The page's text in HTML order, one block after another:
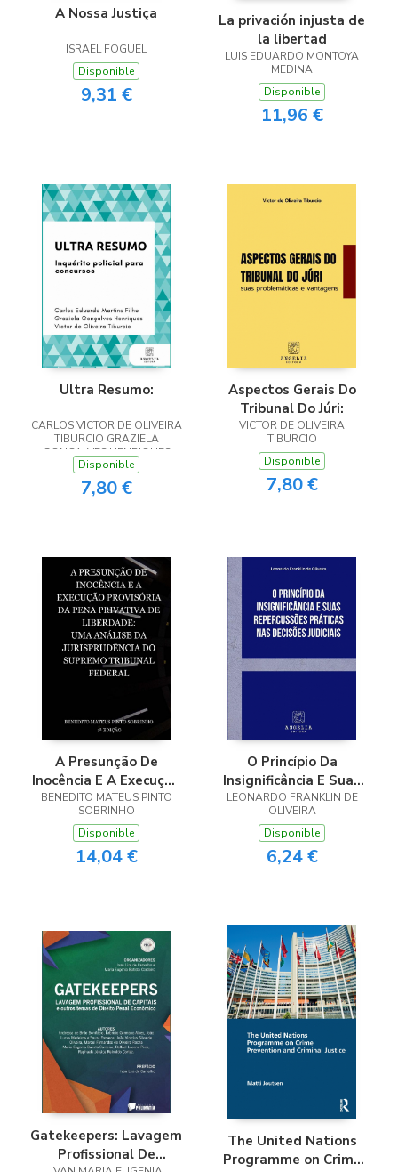
A Nossa Justiça
ISRAEL FOGUEL
Disponible
9,31 €
La privación injusta de
la libertad
LUIS EDUARDO MONTOYA
MEDINA
Disponible
11,96 €
Ultra Resumo:
CARLOS VICTOR DE OLIVEIRA
TIBURCIO GRAZIELA
GONÇALVES HENRIQUES
EDUARDO MARTINS FILHO
Disponible
7,80 €
Aspectos Gerais Do
Tribunal Do Júri:
VICTOR DE OLIVEIRA
TIBURCIO
Disponible
7,80 €
A Presunção De
Inocência E A Execução
Provisória Da Pena
Privativa De
Liberdade: Uma
Análise Da
BENEDITO MATEUS PINTO
SOBRINHO
Disponible
14,04 €
O Princípio Da
Insignificância E Suas
Repercussões Práticas
Nas Decisões Judiciais
LEONARDO FRANKLIN DE
OLIVEIRA
Disponible
6,24 €
Gatekeepers: Lavagem
Profissional De
The United Nations
Programme on Crime